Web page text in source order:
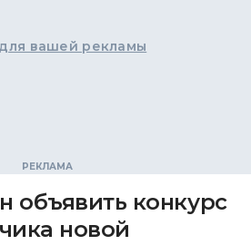
вашей рекламы
объявить конкурс
новой